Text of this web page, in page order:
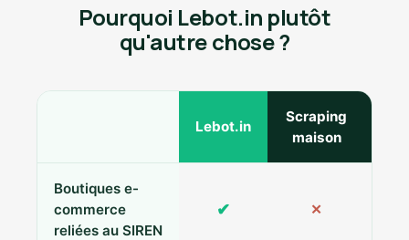
Pourquoi Lebot.in plutôt
qu'autre chose ?
Lebot.in
Scraping
maison
Boutiques e-
commerce
reliées au SIREN
✔ ✕